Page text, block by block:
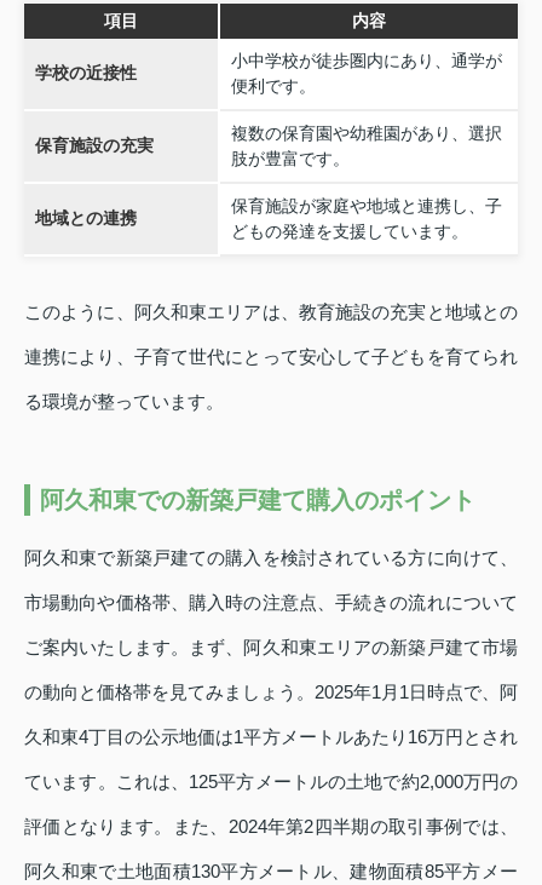
項目 内容
学校の近接性
小中学校が徒歩圏内にあり、通学が
便利です。
保育施設の充実
複数の保育園や幼稚園があり、選択
肢が豊富です。
地域との連携
保育施設が家庭や地域と連携し、子
どもの発達を支援しています。
このように、阿久和東エリアは、教育施設の充実と地域との
連携により、子育て世代にとって安心して子どもを育てられ
る環境が整っています。
阿久和東での新築戸建て購入のポイント
阿久和東で新築戸建ての購入を検討されている方に向けて、
市場動向や価格帯、購入時の注意点、手続きの流れについて
ご案内いたします。まず、阿久和東エリアの新築戸建て市場
の動向と価格帯を見てみましょう。2025年1月1日時点で、阿
久和東4丁目の公示地価は1平方メートルあたり16万円とされ
ています。これは、125平方メートルの土地で約2,000万円の
評価となります。また、2024年第2四半期の取引事例では、
阿久和東で土地面積130平方メートル、建物面積85平方メー